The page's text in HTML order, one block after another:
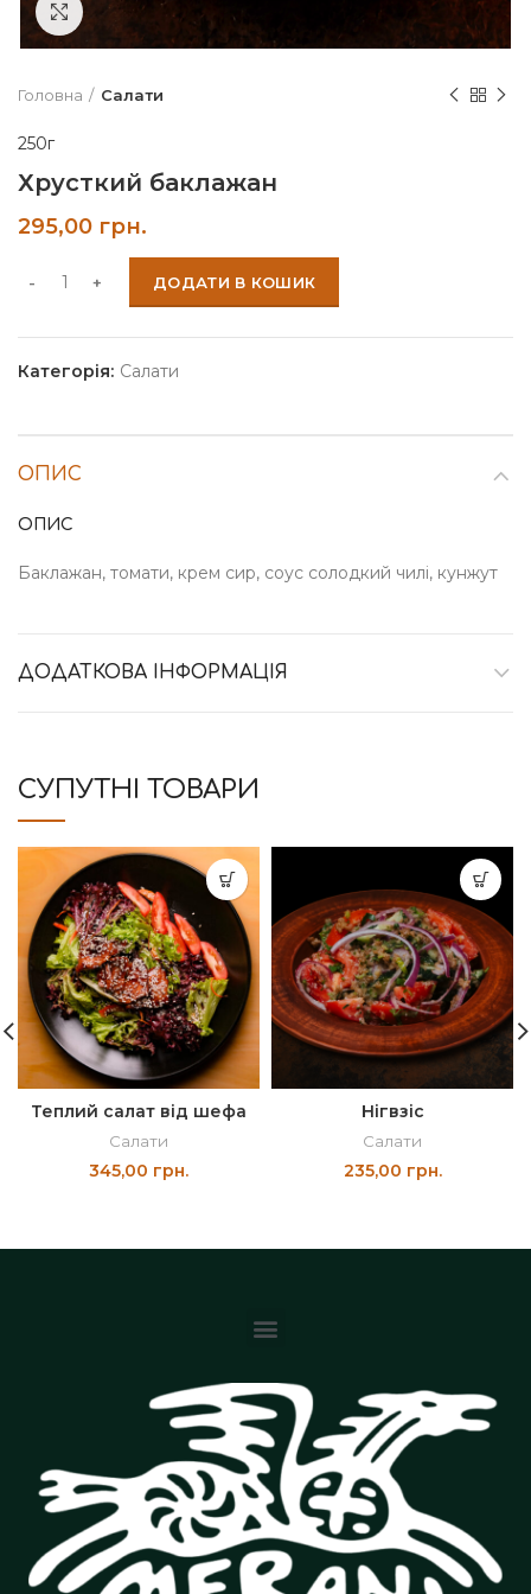
Click to enlarge
Головна Салати
250г
Хрусткий баклажан
295,00 грн.
ДОДАТИ В КОШИК
Категорія: Салати
ОПИС
ОПИС
Баклажан, томати, крем сир, соус солодкий чилі, кунжут
ДОДАТКОВА ІНФОРМАЦІЯ
СУПУТНІ ТОВАРИ
Теплий салат від шефа
Салати
345,00 грн.
Нігвзіс
Салати
235,00 грн.